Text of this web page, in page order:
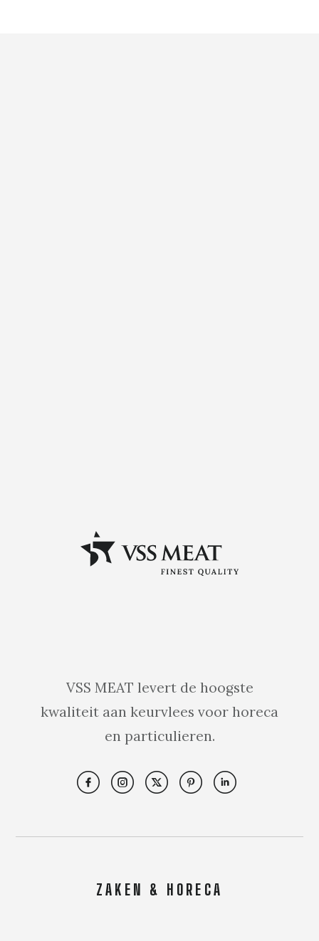
VSS MEAT levert de hoogste
kwaliteit aan keurvlees voor horeca
en particulieren.
ZAKEN & HORECA